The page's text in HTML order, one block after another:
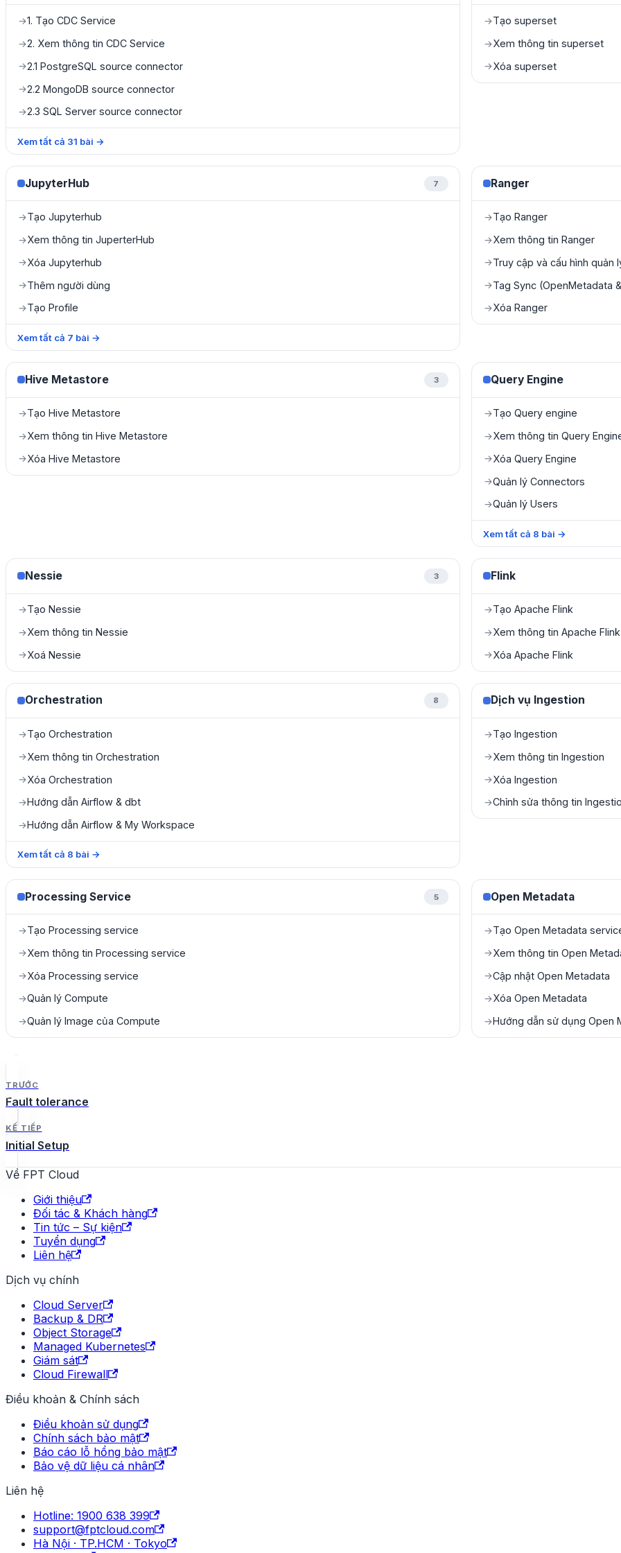
→1. Tạo CDC Service
→2. Xem thông tin CDC Service
→2.1 PostgreSQL source connector
→2.2 MongoDB source connector
→2.3 SQL Server source connector
Xem tất cả 31 bài →
→Tạo superset
→Xem thông tin superset
→Xóa superset
JupyterHub 7
→Tạo Jupyterhub
→Xem thông tin JuperterHub
→Xóa Jupyterhub
→Thêm người dùng
→Tạo Profile
Xem tất cả 7 bài →
Ranger
→Tạo Ranger
→Xem thông tin Ranger
→Truy cập và cấu hình quản
→Tag Sync (OpenMetadata
→Xóa Ranger
Hive Metastore 3
→Tạo Hive Metastore
→Xem thông tin Hive Metastore
→Xóa Hive Metastore
Query Engine
→Tạo Query engine
→Xem thông tin Query
→Xóa Query Engine
→Quản lý Connectors
→Quản lý Users
Xem tất cả 8 bài →
Nessie 3
→Tạo Nessie
→Xem thông tin Nessie
→Xoá Nessie
Flink
→Tạo Apache Flink
→Xem thông tin Apache Flink
→Xóa Apache Flink
Orchestration 8
→Tạo Orchestration
→Xem thông tin Orchestration
→Xóa Orchestration
→Hướng dẫn Airflow & dbt
→Hướng dẫn Airflow & My Workspace
Xem tất cả 8 bài →
Dịch vụ Ingestion
→Tạo Ingestion
→Xem thông tin Ingestion
→Xóa Ingestion
→Chỉnh sửa thông tin
Processing Service 5
→Tạo Processing service
→Xem thông tin Processing service
→Xóa Processing service
→Quản lý Compute
→Quản lý Image của Compute
Open Metadata
→Tạo Open Metadata
→Xem thông tin Open
→Cập nhật Open Metadata
→Xóa Open Metadata
→Hướng dẫn sử dụng Open
TRƯỚC
Fault tolerance
KẾ TIẾP
Initial Setup
Về FPT Cloud
Giới thiệu
Đối tác & Khách hàng
Tin tức – Sự kiện
Tuyển dụng
Liên hệ
Dịch vụ chính
Cloud Server
Backup & DR
Object Storage
Managed Kubernetes
Giám sát
Cloud Firewall
Điều khoản & Chính sách
Điều khoản sử dụng
Chính sách bảo mật
Báo cáo lỗ hổng bảo mật
Bảo vệ dữ liệu cá nhân
Liên hệ
Hotline: 1900 638 399
support@fptcloud.com
Hà Nội · TP.HCM · Tokyo